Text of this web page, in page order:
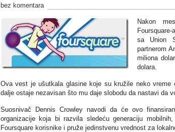
bez komentara
Nakon
sa Union
partnerom
miliona
dolara.
Ova vest je ušutkala glasine koje su kružile neko vreme
dalje ostaje nezavisan što mu daje slobodu da nastavi da
Suosnivač Dennis Crowley navodi da će ovo
organizacije koja bi razvila sledeću generaciju
Foursquare korisnike i pruže jedinstvenu vrednost za